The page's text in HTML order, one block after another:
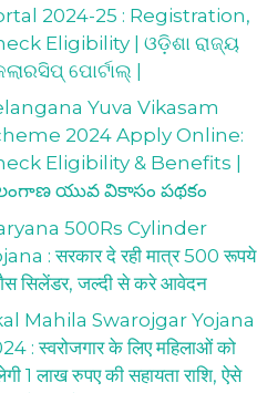
2024-25 : Registration,
Eligibility | ଓଡ଼ିଶା ରାଜ୍ୟ
ପୋର୍ଟାଲ୍ |
Yuva Vikasam
2024 Apply Online:
Eligibility & Benefits |
యువ వికాసం పథకం
500Rs Cylinder
: सरकार दे रही मात्र 500 रूपये
सिलेंडर, जल्दी से करे आवेदन
Mahila Swarojgar Yojana
: स्वरोजगार के लिए महिलाओं को
1 लाख रुपए की सहायता राशि, ऐसे